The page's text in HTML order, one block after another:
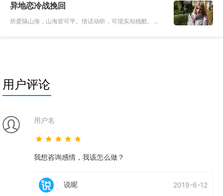
茶，这些琐碎的事情
异地恋冷战挽回
所爱隔山海，山海皆可平。情话动听，可现实却残酷。异
用户评论
用户名
我想咨询感情，我该怎么做？
说呢 2019-6-12